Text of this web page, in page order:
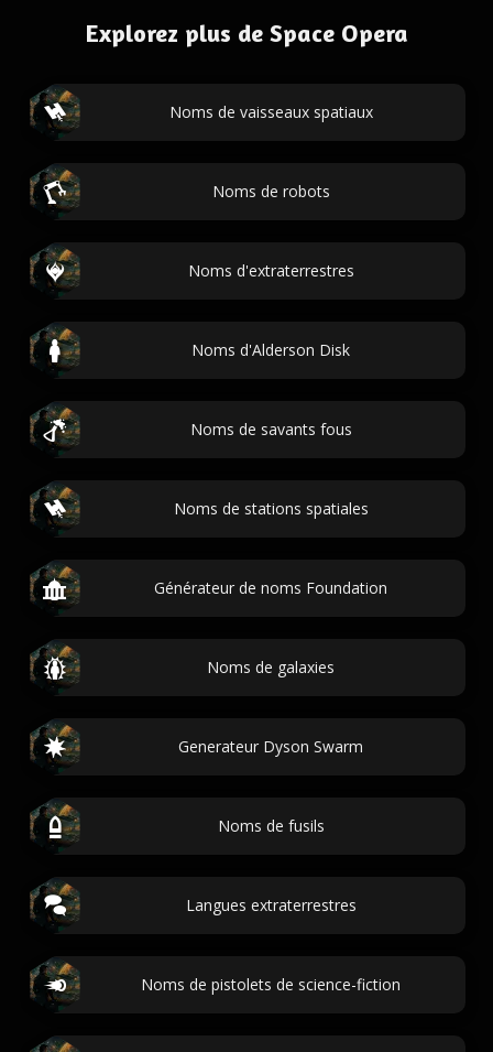
Explorez plus de Space Opera
Noms de vaisseaux spatiaux
Noms de robots
Noms d'extraterrestres
Noms d'Alderson Disk
Noms de savants fous
Noms de stations spatiales
Générateur de noms Foundation
Noms de galaxies
Generateur Dyson Swarm
Noms de fusils
Langues extraterrestres
Noms de pistolets de science-fiction